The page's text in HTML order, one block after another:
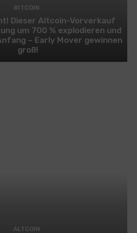
BITCOIN
Dieser Altcoin-Vorverkauf
um 700 % explodieren und
– Early Mover gewinnen
groß!
ALTCOIN